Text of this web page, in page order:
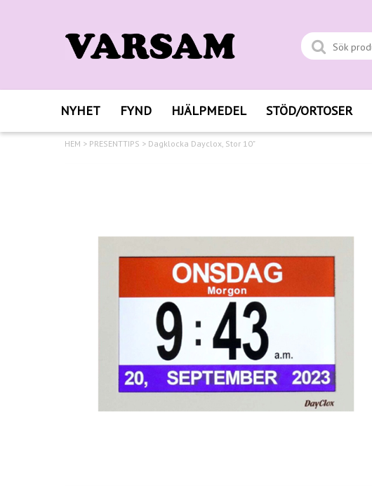
NYHET FYND HJÄLPMEDEL STÖD/ORTOSER
HEM > PRESENTTIPS > Dagklocka Dayclox, Stor 10"